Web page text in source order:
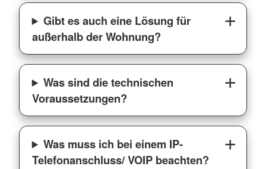
Gibt es auch eine Lösung für
außerhalb der Wohnung?
Was sind die technischen
Voraussetzungen?
Was muss ich bei einem IP-
Telefonanschluss/ VOIP beachten?